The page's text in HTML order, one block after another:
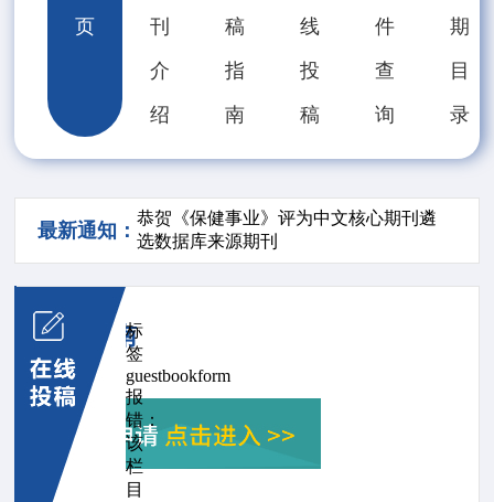
的财富。无论您是寻
人，还是从事健康领
域的专业人士，都可
容和资源。
页
刊
介
绍
稿
指
南
线
投
稿
件
查
询
期
目
录
最新通知：
恭贺《保健事业》评为中文核心期刊遴
选数据库来源期刊
标
签
guestbookform
报
错：
该
栏
目
投稿指南